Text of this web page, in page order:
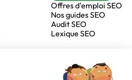
Offres d'emploi SEO
Nos guides SEO
Audit SEO
Lexique SEO